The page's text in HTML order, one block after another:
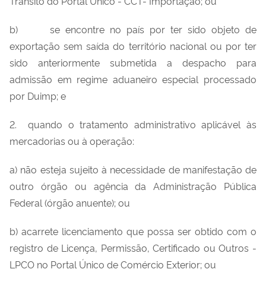
b) se encontre no país por ter sido objeto de
exportação sem saída do território nacional ou por ter
sido anteriormente submetida a despacho para
admissão em regime aduaneiro especial processado
por Duimp; e
2. quando o tratamento administrativo aplicável às
mercadorias ou à operação:
a) não esteja sujeito à necessidade de manifestação de
outro órgão ou agência da Administração Pública
Federal (órgão anuente); ou
b) acarrete licenciamento que possa ser obtido com o
registro de Licença, Permissão, Certificado ou Outros -
LPCO no Portal Único de Comércio Exterior; ou